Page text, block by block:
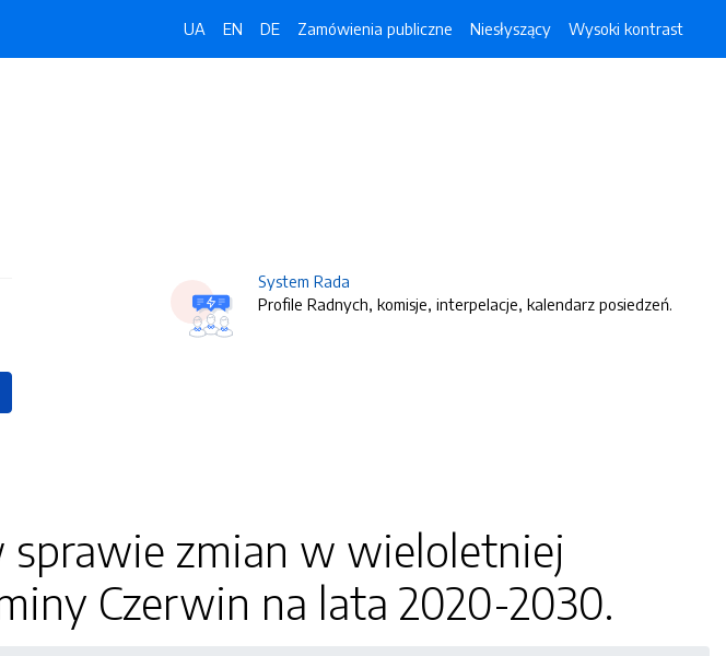
UA EN DE Zamówienia publiczne Niesłyszący Wysoki kontrast
System Rada
Profile Radnych, komisje, interpelacje, kalendarz posiedzeń.
sprawie zmian w wieloletniej
Czerwin na lata 2020-2030.